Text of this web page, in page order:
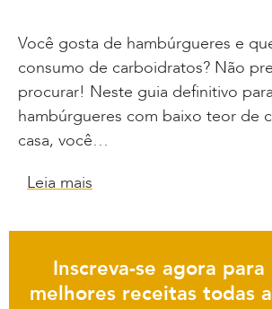
Você gosta de hambúrgueres e
consumo de carboidratos? Não
procurar! Neste guia definitivo
hambúrgueres com baixo teor de
casa, você…
Leia mais
Inscreva-se agora
melhores receitas todas